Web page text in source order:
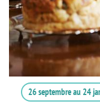
26 septembreau 24